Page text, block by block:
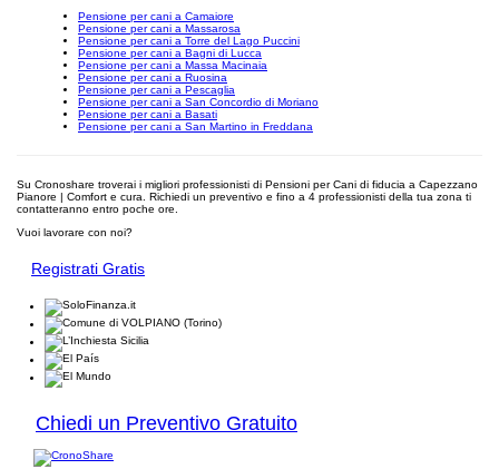
Pensione per cani a Camaiore
Pensione per cani a Massarosa
Pensione per cani a Torre del Lago Puccini
Pensione per cani a Bagni di Lucca
Pensione per cani a Massa Macinaia
Pensione per cani a Ruosina
Pensione per cani a Pescaglia
Pensione per cani a San Concordio di Moriano
Pensione per cani a Basati
Pensione per cani a San Martino in Freddana
Su Cronoshare troverai i migliori professionisti di Pensioni per Cani di fiducia a Capezzano
Pianore | Comfort e cura. Richiedi un preventivo e fino a 4 professionisti della tua zona ti
contatteranno entro poche ore.
Vuoi lavorare con noi?
Registrati Gratis
Chiedi un Preventivo Gratuito